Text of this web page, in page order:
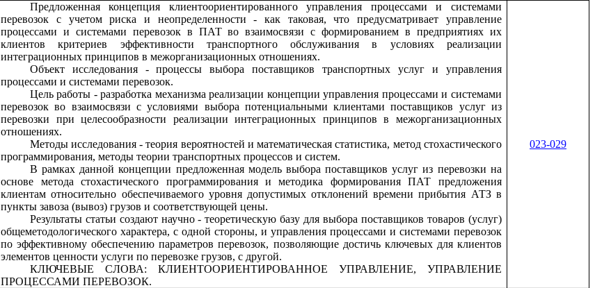
Предложенная концепция клиентоориентированного управления процессами и системами
перевозок с учетом риска и неопределенности - как таковая, что предусматривает управление
процессами и системами перевозок в ПАТ во взаимосвязи с формированием в предприятиях их
клиентов критериев эффективности транспортного обслуживания в условиях реализации
интеграционных принципов в межорганизационных отношениях.
Объект исследования - процессы выбора поставщиков транспортных услуг и управления
процессами и системами перевозок.
Цель работы - разработка механизма реализации концепции управления процессами и системами
перевозок во взаимосвязи с условиями выбора потенциальными клиентами поставщиков услуг из
перевозки при целесообразности реализации интеграционных принципов в межорганизационных
отношениях.
Методы исследования - теория вероятностей и математическая статистика, метод стохастического
программирования, методы теории транспортных процессов и систем.
В рамках данной концепции предложенная модель выбора поставщиков услуг из перевозки на
основе метода стохастического программирования и методика формирования ПАТ предложения
клиентам относительно обеспечиваемого уровня допустимых отклонений времени прибытия АТЗ в
пункты завоза (вывоз) грузов и соответствующей цены.
Результаты статьи создают научно - теоретическую базу для выбора поставщиков товаров (услуг)
общеметодологического характера, с одной стороны, и управления процессами и системами перевозок
по эффективному обеспечению параметров перевозок, позволяющие достичь ключевых для клиентов
элементов ценности услуги по перевозке грузов, с другой.
КЛЮЧЕВЫЕ СЛОВА: КЛИЕНТООРИЕНТИРОВАННОЕ УПРАВЛЕНИЕ, УПРАВЛЕНИЕ
ПРОЦЕССАМИ ПЕРЕВОЗОК.
023-029